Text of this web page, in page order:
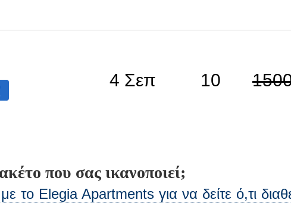
4 Σεπ 10
που σας ικανοποιεί;
το Elegia Apartments για να δείτε ό,τι